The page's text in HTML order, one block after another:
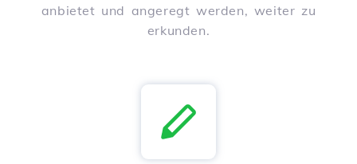
anbietet und angeregt werden, weiter zu
erkunden.